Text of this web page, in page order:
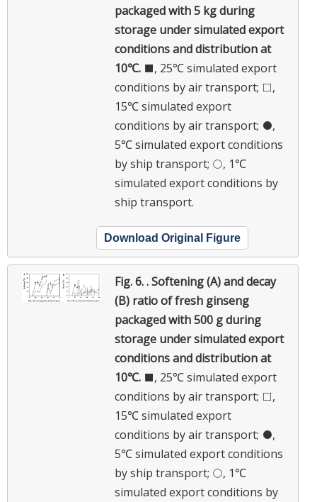
packaged with 5 kg during
storage under simulated export
conditions and distribution at
10℃. ■, 25℃ simulated export
conditions by air transport; □,
15℃ simulated export
conditions by air transport; ●,
5℃ simulated export conditions
by ship transport; ○, 1℃
simulated export conditions by
ship transport.
Download Original Figure
Fig. 6. .Softening (A) and decay
(B) ratio of fresh ginseng
packaged with 500 g during
storage under simulated export
conditions and distribution at
10℃. ■, 25℃ simulated export
conditions by air transport; □,
15℃ simulated export
conditions by air transport; ●,
5℃ simulated export conditions
by ship transport; ○, 1℃
simulated export conditions by